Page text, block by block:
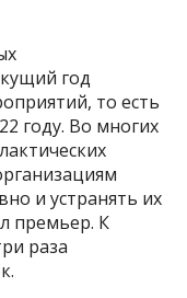
год
то есть
году. Во многих
и устранять их
премьер. К
раза